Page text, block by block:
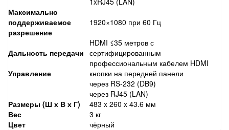
Максимально
поддерживаемое
разрешение
1920×1080 при 60 Гц
Дальность передачи
HDMI ≤35 метров с
сертифицированным
профессиональным кабелем HDMI
Управление
кнопки на передней панели
через RS-232 (DB9)
через RJ45 (LAN)
Размеры (Ш х В х Г)
483 x 260 x 43.6 мм
Вес
3 кг
Цвет
чёрный